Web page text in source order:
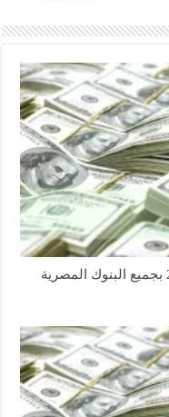
اسعار العملات اليوم الاثنين 30-04-2018 بجميع البنوك المصرية